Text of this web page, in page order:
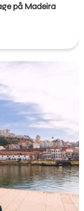
på Madeira